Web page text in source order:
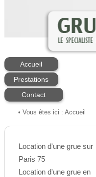
Accueil
Prestations
Contact
• Vous êtes ici : Accueil
Location d'une grue sur
Paris 75
Location d'une grue en